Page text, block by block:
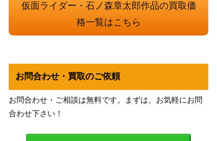
V3」
プラデラ マックジャバー バイオライ
バンダイ
仮面ライダーV3 変身ベルト ダブルタ
ーV3」
仮面ライダー1号 ス-パ-ヒ-ロ-レプリカ
仮面ライダー・石ノ森章太郎作品の買取価
格一覧はこちら
お問合わせ・買取のご依頼
お問合わせ・ご相談は無料です。まずは、お気軽にお問
合わせ下さい！